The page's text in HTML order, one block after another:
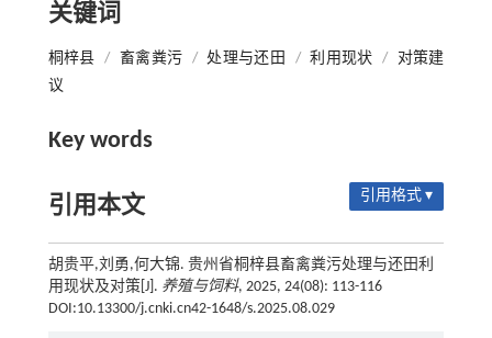
关键词
桐梓县 / 畜禽粪污 / 处理与还田 / 利用现状 /
对策建
议
Key words
引用本文 引用格式 ▾
胡贵平,刘勇,何大锦. 贵州省桐梓县畜禽粪污处理与还田利
用现状及对策[J]. 养殖与饲料, 2025, 24(08): 113-116
DOI:10.13300/j.cnki.cn42-1648/s.2025.08.029